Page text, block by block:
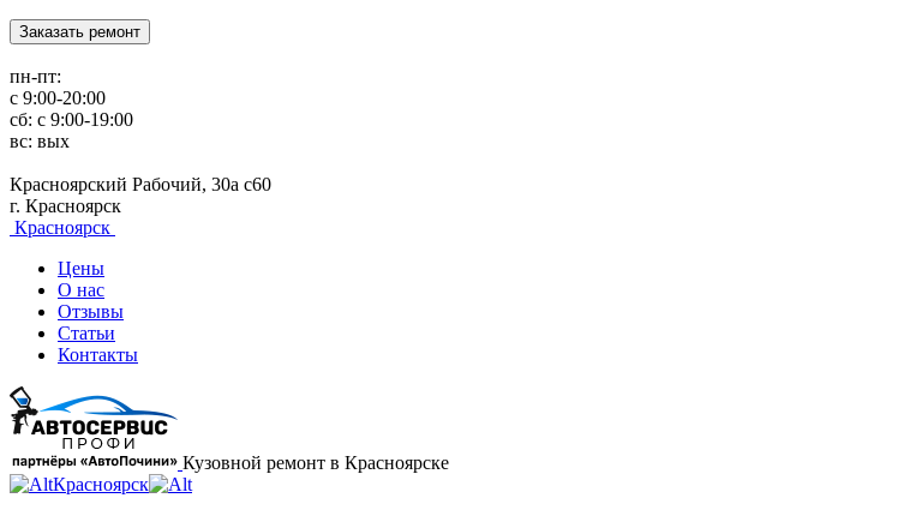
Заказать ремонт
пн-пт:
с 9:00-20:00
сб: с 9:00-19:00
вс: вых
Красноярский Рабочий, 30а с60
г. Красноярск
Красноярск
Цены
О нас
Отзывы
Статьи
Контакты
Кузовной ремонт в Красноярске
Красноярск